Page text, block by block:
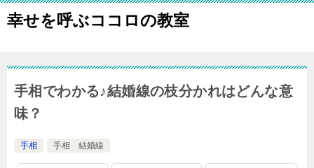
幸せを呼ぶココロの教室
手相でわかる♪結婚線の枝分かれはどんな意
味？
手相 手相 結婚線